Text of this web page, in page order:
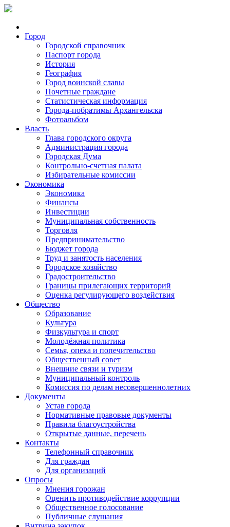
Город
Городской справочник
Паспорт города
История
География
Город воинской славы
Почетные граждане
Статистическая информация
Города-побратимы Архангельска
Фотоальбом
Власть
Глава городского округа
Администрация города
Городская Дума
Контрольно-счетная палата
Избирательные комиссии
Экономика
Экономика
Финансы
Инвестиции
Муниципальная собственность
Торговля
Предпринимательство
Бюджет города
Труд и занятость населения
Городское хозяйство
Градостроительство
Границы прилегающих территорий
Оценка регулирующего воздействия
Общество
Образование
Культура
Физкультура и спорт
Молодёжная политика
Семья, опека и попечительство
Общественный совет
Внешние связи и туризм
Муниципальный контроль
Комиссия по делам несовершеннолетних
Документы
Устав города
Нормативные правовые документы
Правила благоустройства
Открытые данные, перечень
Контакты
Телефонный справочник
Для граждан
Для организаций
Опросы
Мнения горожан
Оценить противодействие коррупции
Общественное голосование
Публичные слушания